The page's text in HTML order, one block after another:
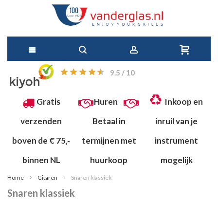
direct
inhoud
9.5 / 10
Gratis
verzenden
boven de € 75,-
binnen NL
Huren
Betaal in
termijnen met
huurkoop
Inkoop en
inruil van je
instrument
mogelijk
Home Gitaren Snaren klassiek
Snaren klassiek